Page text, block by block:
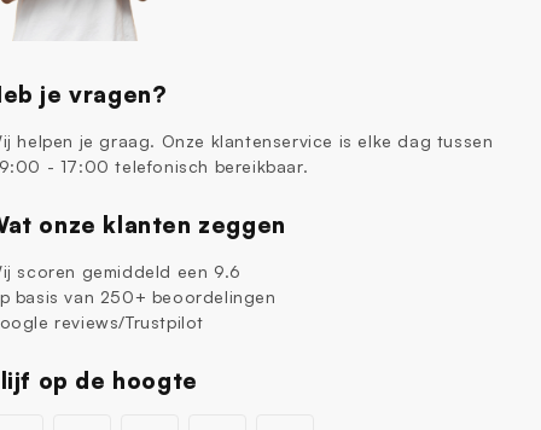
je vragen?
helpen je graag. Onze klantenservice is elke dag tussen
- 17:00 telefonisch bereikbaar.
onze klanten zeggen
scoren gemiddeld een 9.6
basis van 250+ beoordelingen
reviews/Trustpilot
op de hoogte